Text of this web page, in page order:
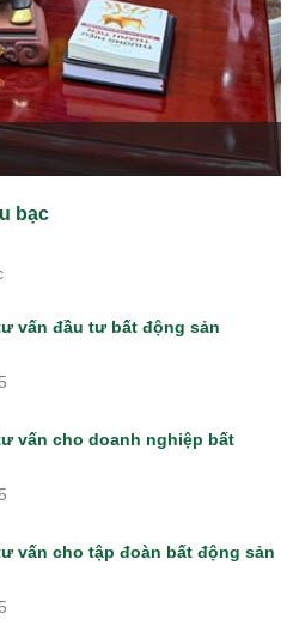
bạc
vấn đầu tư bất động sản
vấn cho doanh nghiệp bất
vấn cho tập đoàn bất động sản